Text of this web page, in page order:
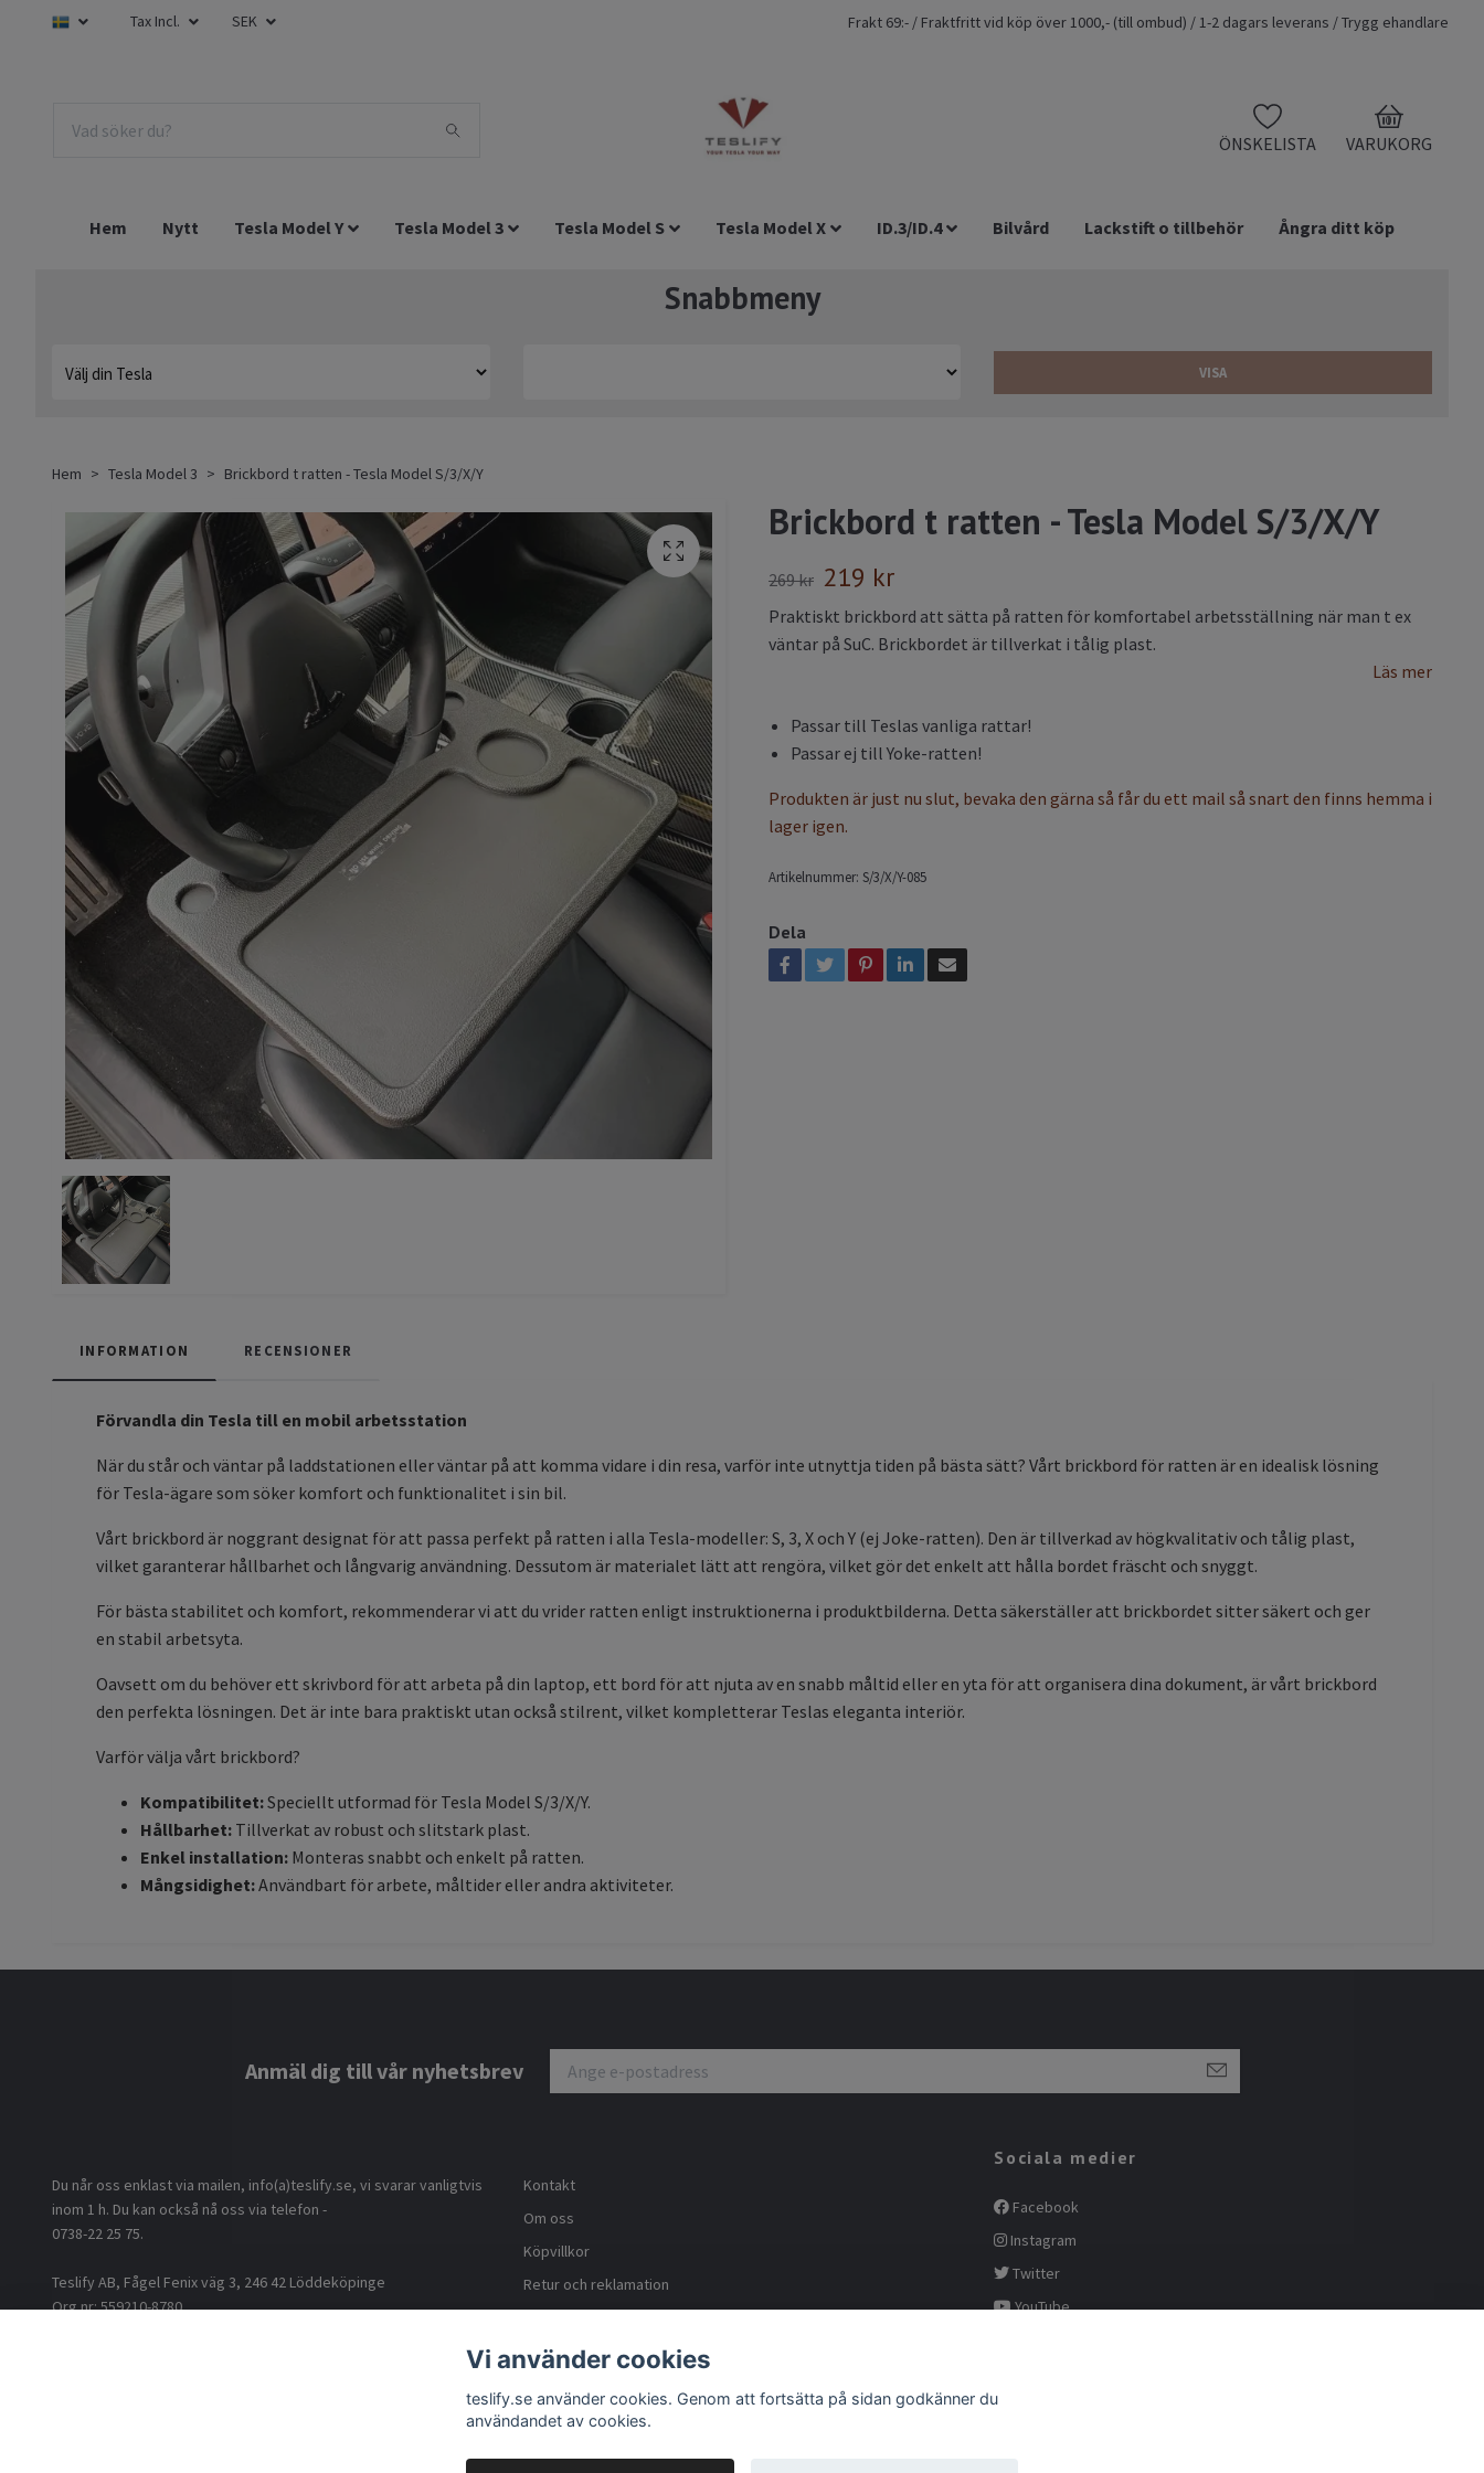
Tax Incl. SEK Frakt 69:- / Fraktfritt vid köp över 1000,- (till ombud) / 1-2 dagars leverans / Trygg ehandlare
ÖNSKELISTA
0
VARUKORG
Hem Nytt Tesla Model Y Tesla Model 3 Tesla Model S Tesla Model X ID.3/ID.4 Bilvård Lackstift o tillbehör Ångra ditt köp
Snabbmeny
VISA
Hem Tesla Model 3 Brickbord t ratten - Tesla Model S/3/X/Y
Brickbord t ratten - Tesla Model S/3/X/Y
269 kr 219 kr
Praktiskt brickbord att sätta på ratten för komfortabel arbetsställning när man t ex
väntar på SuC. Brickbordet är tillverkat i tålig plast.
Läs mer
Passar till Teslas vanliga rattar!
Passar ej till Yoke-ratten!
Produkten är just nu slut, bevaka den gärna så får du ett mail så snart den finns hemma i
lager igen.
Artikelnummer: S/3/X/Y-085
Dela
INFORMATION RECENSIONER
Förvandla din Tesla till en mobil arbetsstation
När du står och väntar på laddstationen eller väntar på att komma vidare i din resa, varför inte utnyttja tiden på bästa sätt? Vårt brickbord för ratten är en idealisk lösning
för Tesla-ägare som söker komfort och funktionalitet i sin bil.
Vårt brickbord är noggrant designat för att passa perfekt på ratten i alla Tesla-modeller: S, 3, X och Y (ej Joke-ratten). Den är tillverkad av högkvalitativ och tålig plast,
vilket garanterar hållbarhet och långvarig användning. Dessutom är materialet lätt att rengöra, vilket gör det enkelt att hålla bordet fräscht och snyggt.
För bästa stabilitet och komfort, rekommenderar vi att du vrider ratten enligt instruktionerna i produktbilderna. Detta säkerställer att brickbordet sitter säkert och ger
en stabil arbetsyta.
Oavsett om du behöver ett skrivbord för att arbeta på din laptop, ett bord för att njuta av en snabb måltid eller en yta för att organisera dina dokument, är vårt brickbord
den perfekta lösningen. Det är inte bara praktiskt utan också stilrent, vilket kompletterar Teslas eleganta interiör.
Varför välja vårt brickbord?
Kompatibilitet:Speciellt utformad för Tesla Model S/3/X/Y.
Hållbarhet: Tillverkat av robust och slitstark plast.
Enkel installation: Monteras snabbt och enkelt på ratten.
Mångsidighet:Användbart för arbete, måltider eller andra aktiviteter.
Anmäl dig till vår nyhetsbrev
Du når oss enklast via mailen, info(a)teslify.se, vi svarar vanligtvis
inom 1 h. Du kan också nå oss via telefon -
0738-22 25 75.
Teslify AB, Fågel Fenix väg 3, 246 42 Löddeköpinge
Org nr: 559210-8780
Kontakt
Om oss
Köpvillkor
Retur och reklamation
Blogg
Sociala medier
Facebook
Instagram
Twitter
YouTube
Vi använder cookies
teslify.se använder cookies. Genom att fortsätta på sidan godkänner du
användandet av cookies.